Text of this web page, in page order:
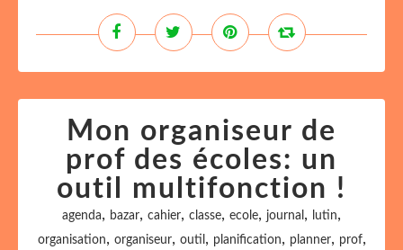
Mon organiseur de
prof des écoles: un
outil multifonction !
agenda, bazar, cahier, classe, ecole, journal , lutin,
organisation, organiseur, outil , planification, planner, prof,